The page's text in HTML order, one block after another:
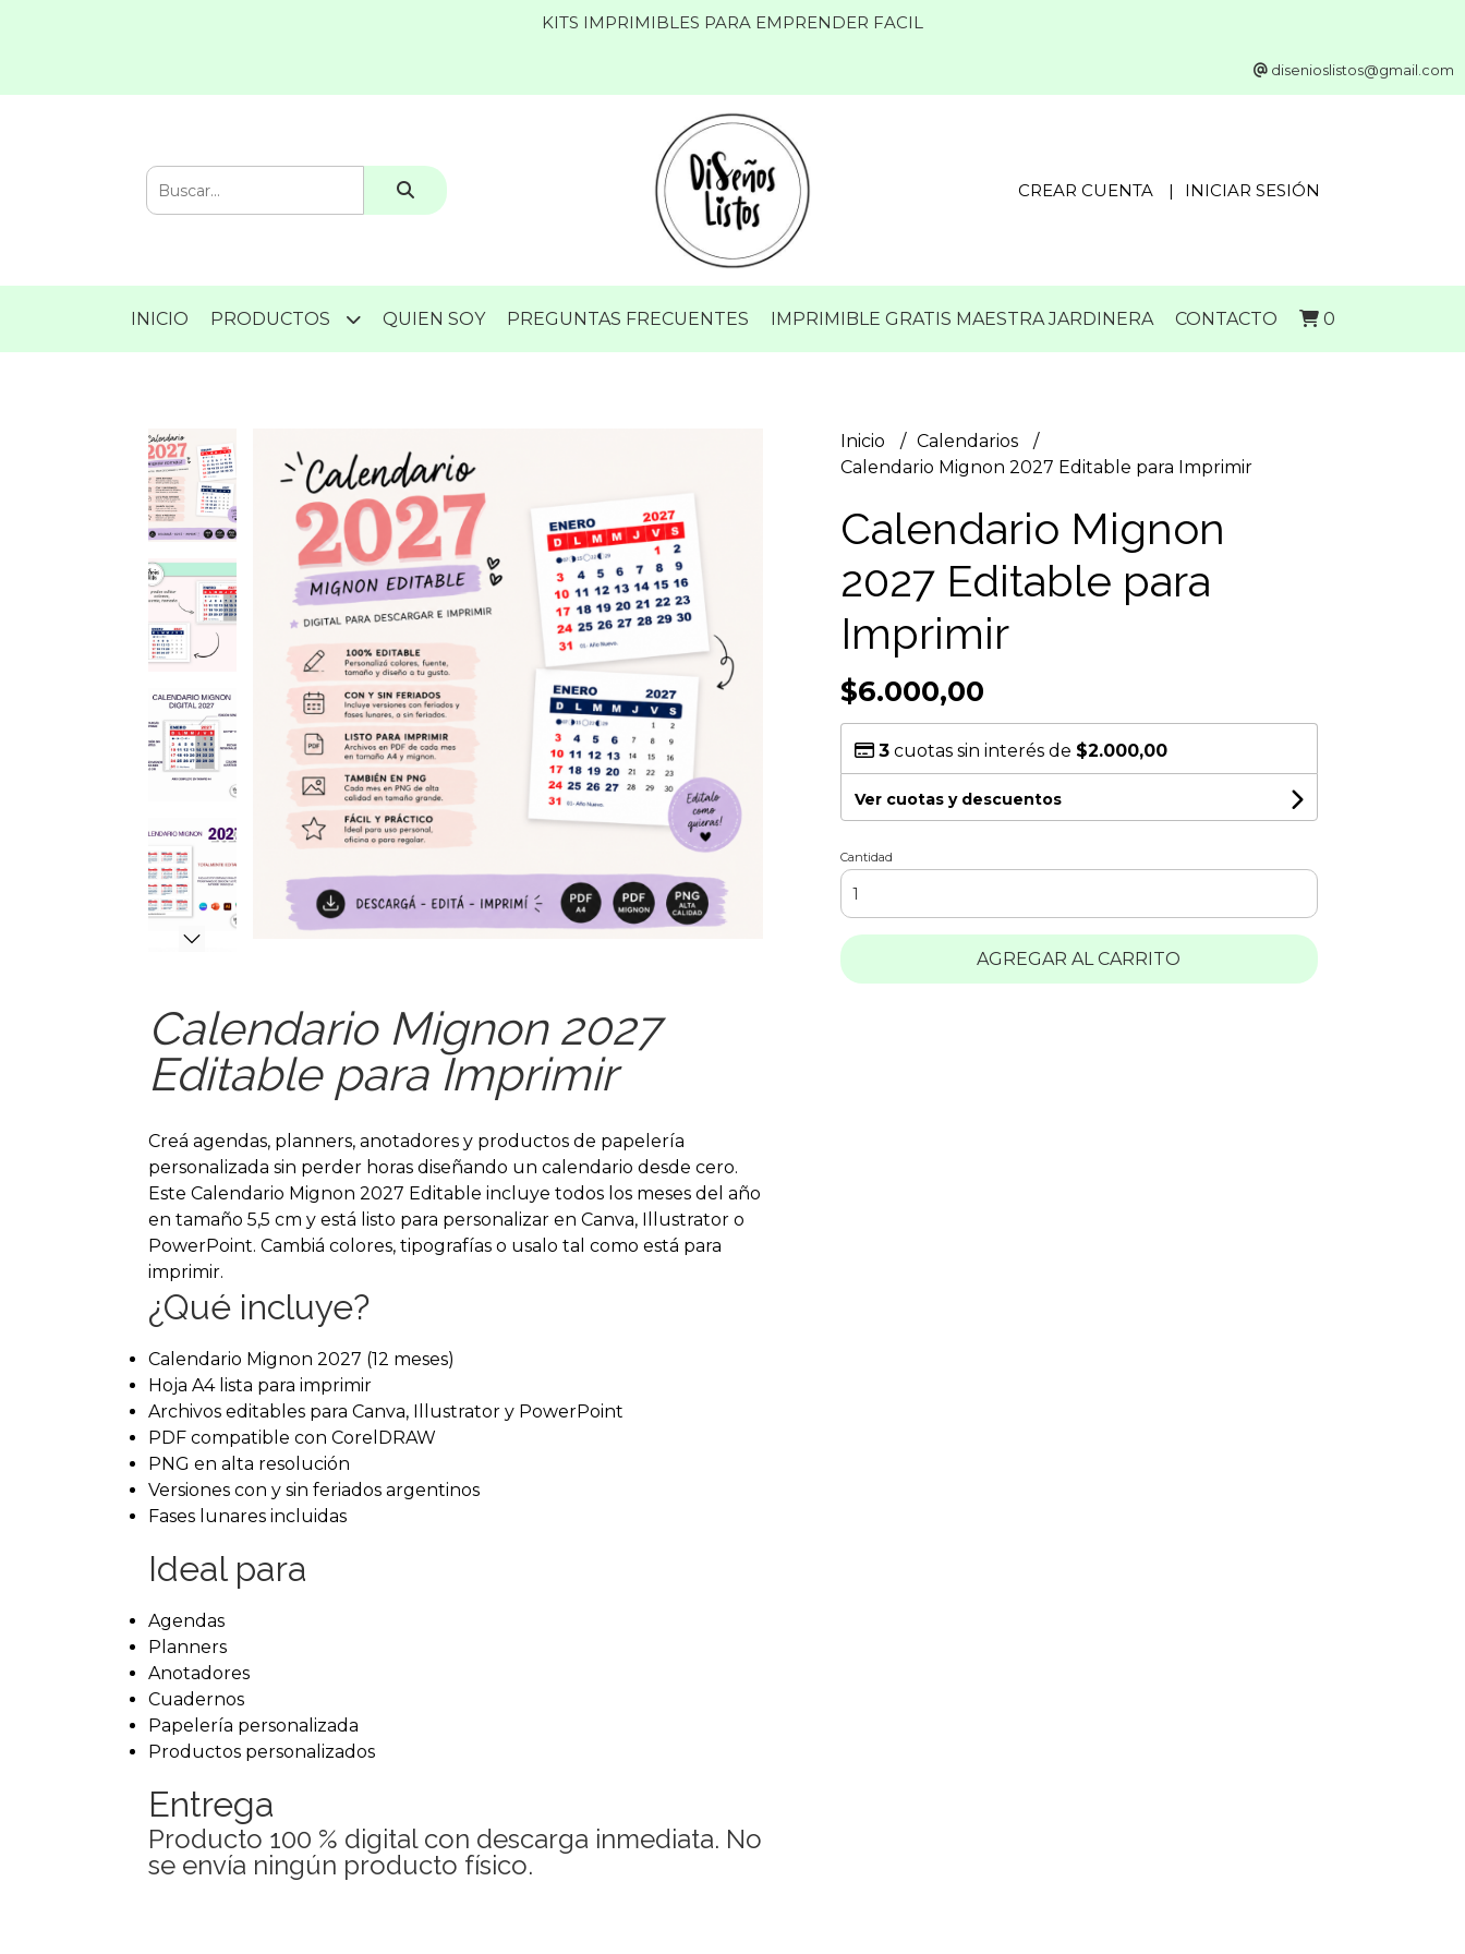
KITS IMPRIMIBLES PARA EMPRENDER FACIL
disenioslistos@gmail.com
CREAR CUENTA INICIAR SESIÓN
INICIO PRODUCTOS QUIEN SOY PREGUNTAS FRECUENTES IMPRIMIBLE GRATIS MAESTRA JARDINERA CONTACTO 0
Calendario Mignon 2027
Editable para Imprimir
Creá agendas, planners, anotadores y productos de papelería
personalizada sin perder horas diseñando un calendario desde cero.
Este Calendario Mignon 2027 Editable incluye todos los meses del año
en tamaño 5,5 cm y está listo para personalizar en Canva, Illustrator o
PowerPoint. Cambiá colores, tipografías o usalo tal como está para
imprimir.
¿Qué incluye?
Calendario Mignon 2027 (12 meses)
Hoja A4 lista para imprimir
Archivos editables para Canva, Illustrator y PowerPoint
PDF compatible con CorelDRAW
PNG en alta resolución
Versiones con y sin feriados argentinos
Fases lunares incluidas
Ideal para
Agendas
Planners
Anotadores
Cuadernos
Papelería personalizada
Productos personalizados
Entrega
Producto 100 % digital con descarga inmediata. No
se envía ningún producto físico.
Inicio
Calendarios
Calendario Mignon 2027 Editable para Imprimir
Calendario Mignon
2027 Editable para
Imprimir
$6.000,00
3cuotas sin interés de $2.000,00
Ver cuotas y descuentos
Cantidad
AGREGAR AL CARRITO